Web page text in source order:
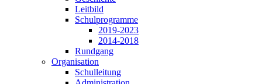
Leitbild
Schulprogramme
2019-2023
2014-2018
Rundgang
Organisation
Schulleitung